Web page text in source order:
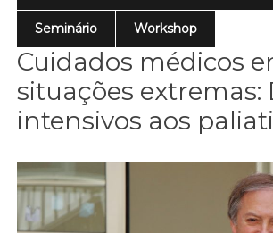
Seminário Workshop
Cuidados médicos
situações extremas:
intensivos aos